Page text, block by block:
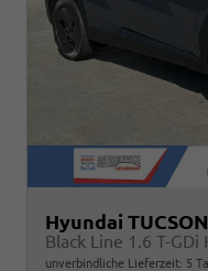
Hyundai TUCSON
unverbindliche Lieferzeit: 5